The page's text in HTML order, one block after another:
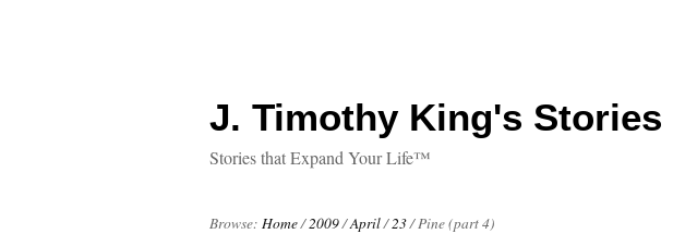
J. Timothy King's Stories
Stories that Expand Your Life™
Browse: Home/2009/April/23/Pine (part 4)